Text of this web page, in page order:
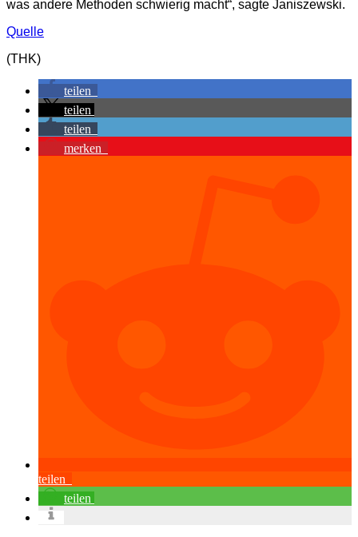
was andere Methoden schwierig macht“, sagte Janiszewski.
Quelle
(THK)
teilen
teilen
teilen
merken
teilen
teilen